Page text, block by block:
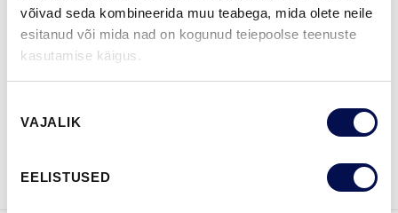
võivad seda kombineerida muu teabega, mida olete neile
esitanud või mida nad on kogunud teiepoolse teenuste
kasutamise käigus.
valik
VAJALIK
EELISTUSED
LEIA EDASIMÜÜJA
VAATA
Võta meiega